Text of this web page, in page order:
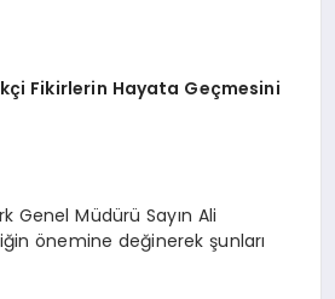
Fikirlerin Hayata Geçmesini
Genel Müdürü Sayın Ali
önemine değinerek şunları